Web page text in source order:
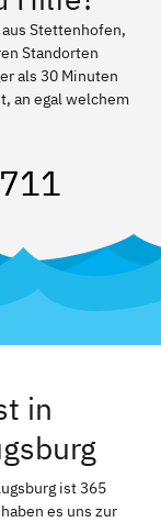
Stettenhofen,
Standorten
als 30 Minuten
an egal welchem
in
ist 365
es uns zur